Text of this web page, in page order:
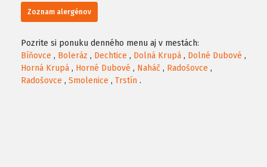
Zoznam alergénov
Pozrite si ponuku denného menu aj v mestách:
Bíňovce , Boleráz , Dechtice , Dolná Krupá , Dolné Dubové ,
Horná Krupá , Horné Dubové , Naháč , Radošovce ,
Radošovce , Smolenice , Trstín .